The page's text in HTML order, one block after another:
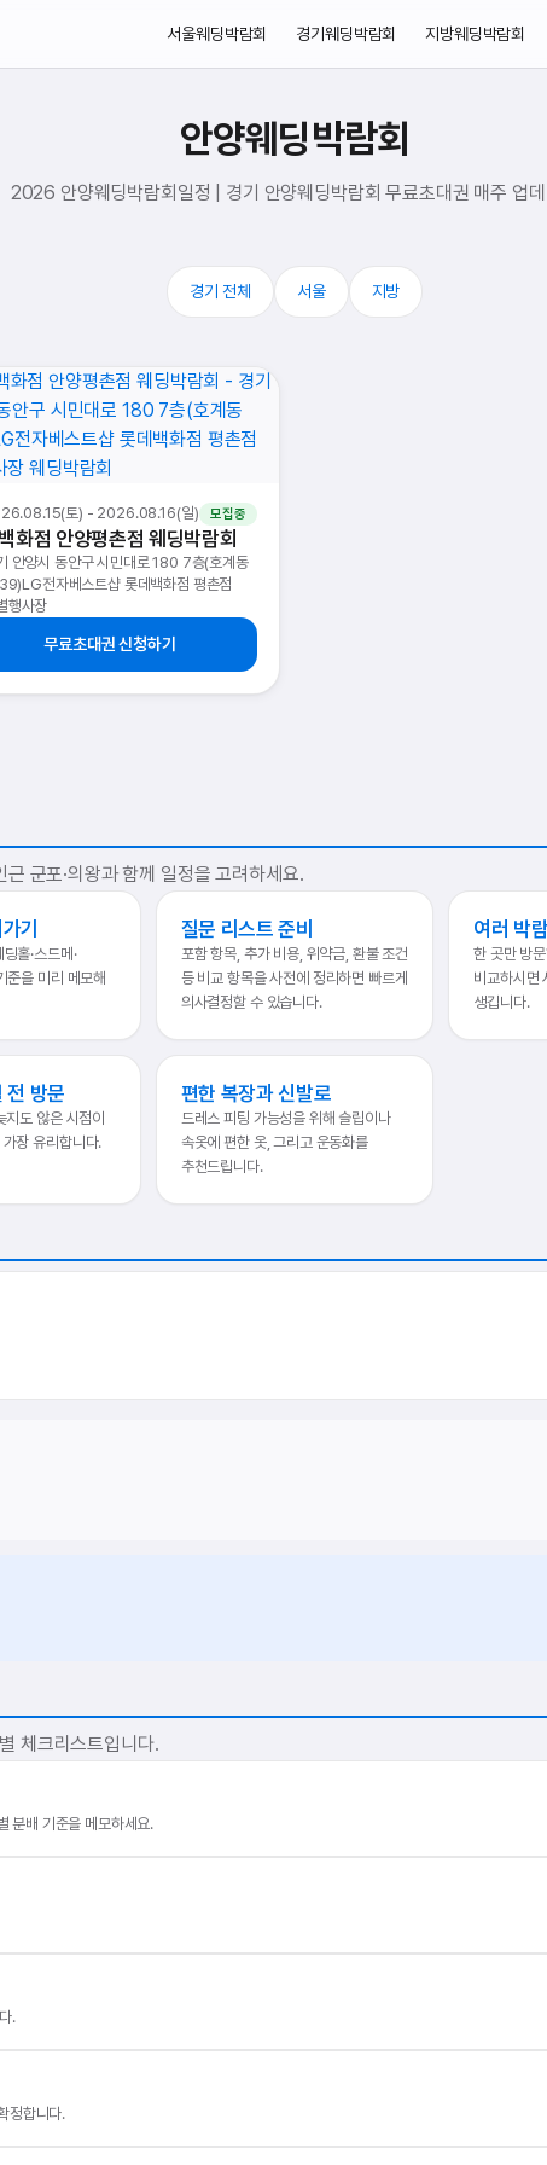
서울웨딩박람회 경기웨딩박람회 지방웨딩박람회
안양웨딩박람회
2026 안양웨딩박람회일정 | 경기 안양웨딩박람회 무료초대권 매주 업
경기 전체 서울 지방
토) - 2026.08.16(일) 모집중
화점 안양평촌점 웨딩박람회
안양시 동안구 시민대로 180 7층(호계동
전자베스트샵 롯데백화점 평촌점
행사장
무료초대권 신청하기
군포·의왕과 함께 일정을 고려하세요.
기
홀·스드메·
준을 미리 메모해
질문 리스트 준비
포함 항목, 추가 비용, 위약금, 환불 조건
등 비교 항목을 사전에 정리하면 빠르게
의사결정할 수 있습니다.
여러 박
한 곳만 방
비교하시면
생깁니다.
방문
도 않은 시점이
장 유리합니다.
편한 복장과 신발로
드레스 피팅 가능성을 위해 슬립이나
속옷에 편한 옷, 그리고 운동화를
추천드립니다.
체크리스트입니다.
분배 기준을 메모하세요.
.
정합니다.